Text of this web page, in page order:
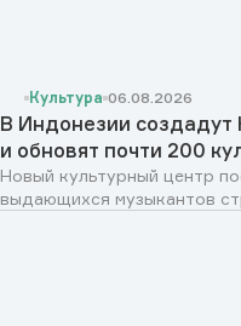
Культура 06.08.2026
В Индонезии
и обновят почти 200
Новый культурный центр
выдающихся музыкантов